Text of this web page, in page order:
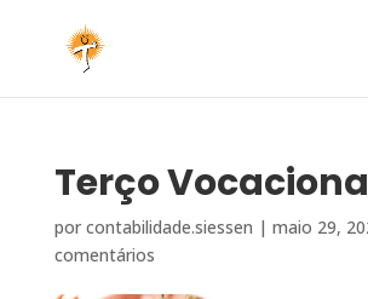
Terço
por contabilidade.siessen | maio 29,
comentários